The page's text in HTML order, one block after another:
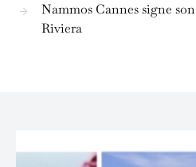
Nammos Cannes signe
Riviera